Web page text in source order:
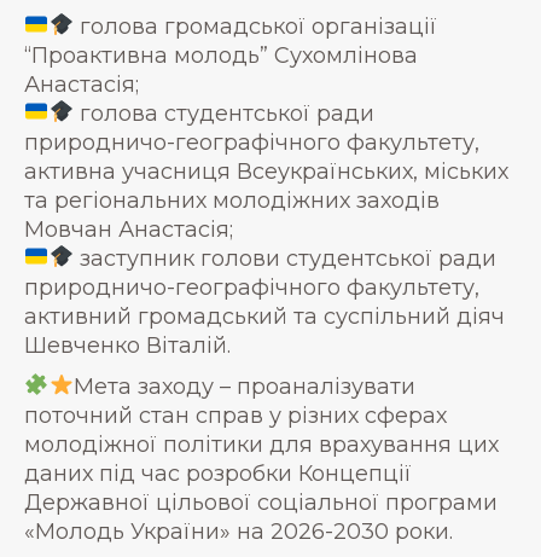
голова громадської організації
“Проактивна молодь” Сухомлінова
Анастасія;
голова студентської ради
природничо-географічного факультету,
активна учасниця Всеукраїнських, міських
та регіональних молодіжних заходів
Мовчан Анастасія;
заступник голови студентської ради
природничо-географічного факультету,
активний громадський та суспільний діяч
Шевченко Віталій.
Мета заходу – проаналізувати
поточний стан справ у різних сферах
молодіжної політики для врахування цих
даних під час розробки Концепції
Державної цільової соціальної програми
«Молодь України» на 2026-2030 роки.